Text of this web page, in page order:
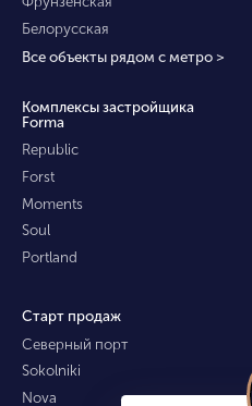
Белорусская
Все объекты рядом с метро >
Комплексы застройщика
Forma
Republic
Forst
Moments
Soul
Portland
Старт продаж
Северный порт
Sokolniki
Nova